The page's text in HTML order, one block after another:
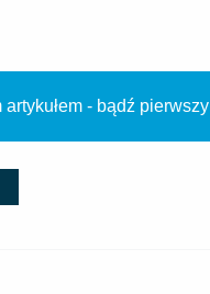
- bądź pierwszy